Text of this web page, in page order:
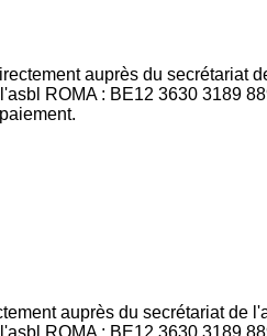
auprès du secrétariat
ROMA : BE12 3630 3189
auprès du secrétariat de
ROMA : BE12 3630 3189